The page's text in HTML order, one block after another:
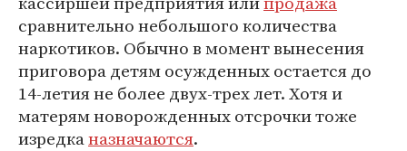
сравнительно небольшого количества
наркотиков. Обычно в момент вынесения
приговора детям осужденных остается до
14-летия не более двух-трех лет. Хотя и
матерям новорожденных отсрочки тоже
изредканазначаются.